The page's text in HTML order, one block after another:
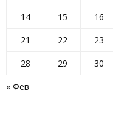
« Фев
14
15 16
21
22 23
28
29 30